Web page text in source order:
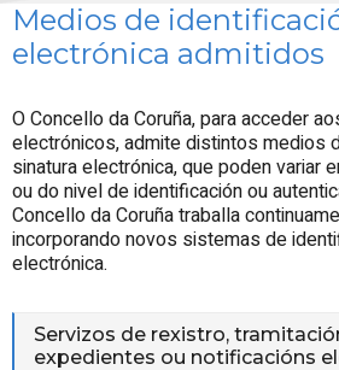
Medios de
electrónica admitidos
O Concello da Coruña, para acceder
electrónicos, admite distintos medios
sinatura electrónica, que poden variar
ou do nivel de identificación ou
Concello da Coruña traballa
incorporando novos sistemas de
electrónica.
Servizos de rexistro,
expedientes ou notificacións